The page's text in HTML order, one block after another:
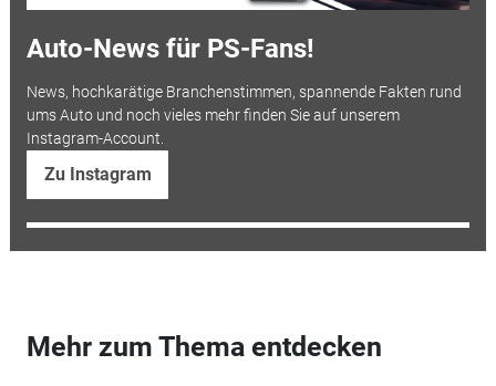
Auto-News für PS-Fans!
News, hochkarätige Branchenstimmen, spannende Fakten rund
ums Auto und noch vieles mehr finden Sie auf unserem
Instagram-Account.
Zu Instagram
Mehr zum Thema entdecken